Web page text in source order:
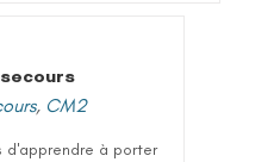
, CM2
d'apprendre à porter